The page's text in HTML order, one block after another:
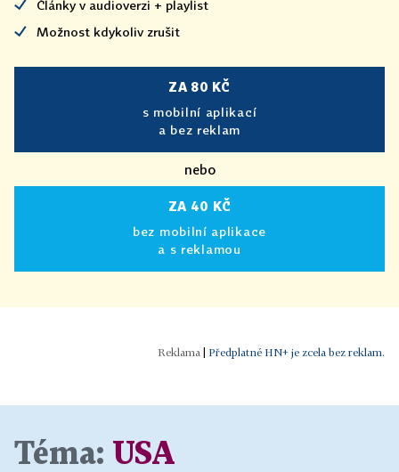
Články v audioverzi + playlist
Možnost kdykoliv zrušit
ZA 80 KČ
s mobilní aplikací
a bez reklam
nebo
ZA 40 KČ
bez mobilní aplikace
a s reklamou
Předplatné HN+ je zcela bez reklam.
Téma: USA